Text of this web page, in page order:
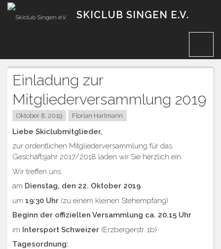
Zum
Inhalt
SKICLUB SINGEN E.V.
Einladung zur
Mitgliederversammlung 2019
Oktober 8, 2019 Florian Hartmann
Liebe Skiclubmitglieder,
zur ordentlichen Mitgliederversammlung für das
Geschäftsjahr 2017/2018 laden wir Sie herzlich ein.
Wir treffen uns
am Dienstag, den 22. Oktober 2019
um 19:30 Uhr (zu einem kleinen Stehempfang)
Beginn der offiziellen Versammlung ca. 20.15 Uhr
im Intersport Schweizer (Erzbergerstr. 1b)
Tagesordnung: